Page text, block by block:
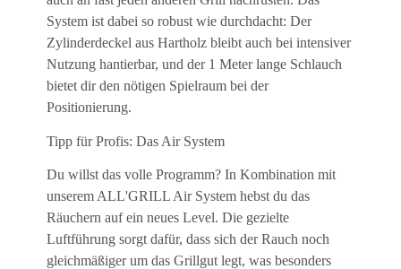
System ist dabei so robust wie durchdacht: Der
Zylinderdeckel aus Hartholz bleibt auch bei intensiver
Nutzung hantierbar, und der 1 Meter lange Schlauch
bietet dir den nötigen Spielraum bei der
Positionierung.
Tipp für Profis: Das Air System
Du willst das volle Programm? In Kombination mit
unserem ALL'GRILL Air System hebst du das
Räuchern auf ein neues Level. Die gezielte
Luftführung sorgt dafür, dass sich der Rauch noch
gleichmäßiger um das Grillgut legt, was besonders